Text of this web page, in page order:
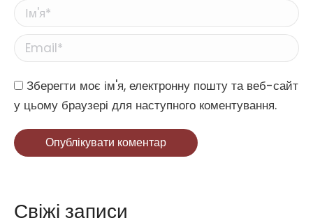
Ім'я *
Email *
Website
Зберегти моє ім'я, електронну пошту та веб-сайт
у цьому браузері для наступного коментування.
Опублікувати коментар
Свіжі записи